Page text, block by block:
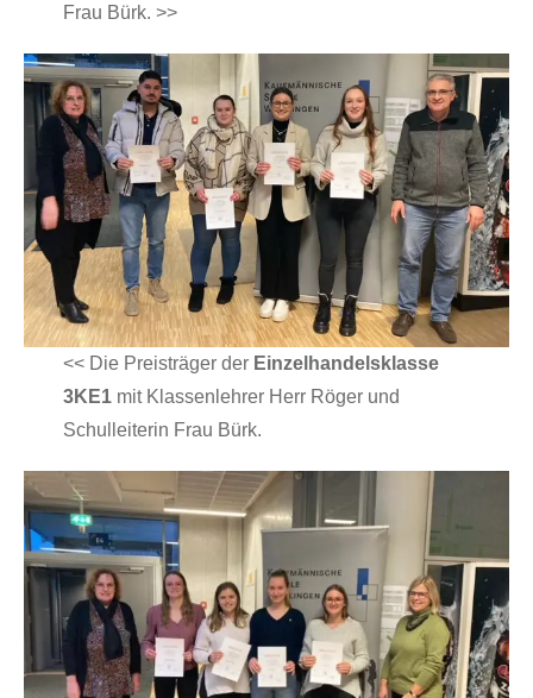
Frau Bürk. >>
<< Die Preisträger derEinzelhandelsklasse
3KE1mit Klassenlehrer Herr Röger und
Schulleiterin Frau Bürk.